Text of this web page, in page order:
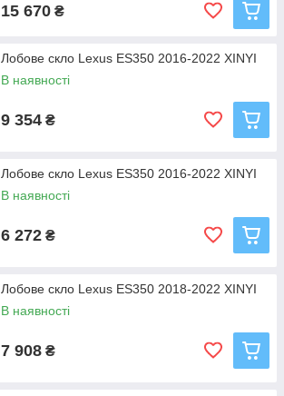
15 670 ₴
Лобове скло Lexus ES350 2016-2022 XINYI
В наявності
9 354 ₴
Лобове скло Lexus ES350 2016-2022 XINYI
В наявності
6 272 ₴
Лобове скло Lexus ES350 2018-2022 XINYI
В наявності
7 908 ₴